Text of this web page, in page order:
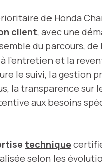
de Honda
client, avec une
du parcours,
l’entretien et la
le suivi, la gestion
la transparence sur
aux besoins
technique
selon les